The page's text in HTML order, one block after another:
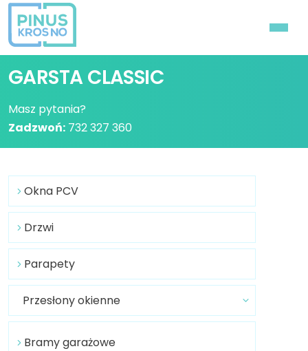
GARSTA CLASSIC
Masz pytania?
Zadzwoń: 732 327 360
Okna PCV
Drzwi
Parapety
Przesłony okienne
Bramy garażowe